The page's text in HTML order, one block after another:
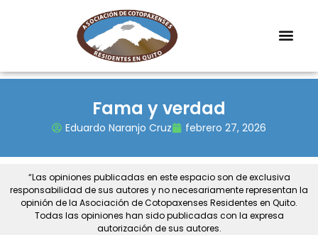
Fama y verdad
Eduardo Naranjo Cruz febrero 27, 2026
“Las opiniones publicadas en este espacio son de exclusiva
responsabilidad de sus autores y no necesariamente representan la
opinión de la Asociación de Cotopaxenses Residentes en Quito.
Todas las opiniones han sido publicadas con la expresa
autorización de sus autores.